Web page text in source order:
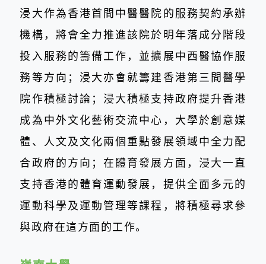
浸大作為香港首間中醫醫院的服務契約承辦
機構，將會全力推進該院於明年落成分階段
投入服務的籌備工作，並擴展中西醫協作服
務等方向；浸大亦會就籌建香港第三間醫學
院作積極討論；浸大積極支持政府提升香港
成為中外文化藝術交流中心，大學於創意媒
體、人文及文化兩個重點發展領域中全力配
合政府的方向；在體育發展方面，浸大一直
支持香港的體育運動發展，提供全面多元的
運動科學及運動管理等課程，將積極尋求參
與政府在這方面的工作。